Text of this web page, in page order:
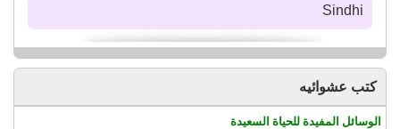
Sindhi
كتب عشوائيه
الوسائل المفيدة للحياة السعيدة